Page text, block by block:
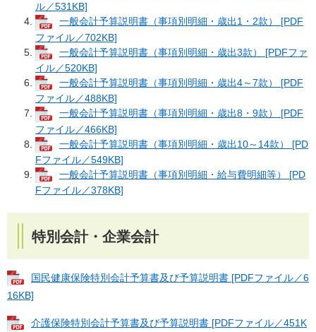
ル／531KB]
一般会計予算説明書（事項別明細・歳出1・2款） [PDF
ファイル／702KB]
一般会計予算説明書（事項別明細・歳出3款） [PDFファ
イル／520KB]
一般会計予算説明書（事項別明細・歳出4～7款） [PDF
ファイル／488KB]
一般会計予算説明書（事項別明細・歳出8・9款） [PDF
ファイル／466KB]
一般会計予算説明書（事項別明細・歳出10～14款） [PD
Fファイル／549KB]
一般会計予算説明書（事項別明細・給与費明細等） [PD
Fファイル／378KB]
特別会計・企業会計
国民健康保険特別会計予算書及び予算説明書 [PDFファイル／6
16KB]
介護保険特別会計予算書及び予算説明書 [PDFファイル／451K